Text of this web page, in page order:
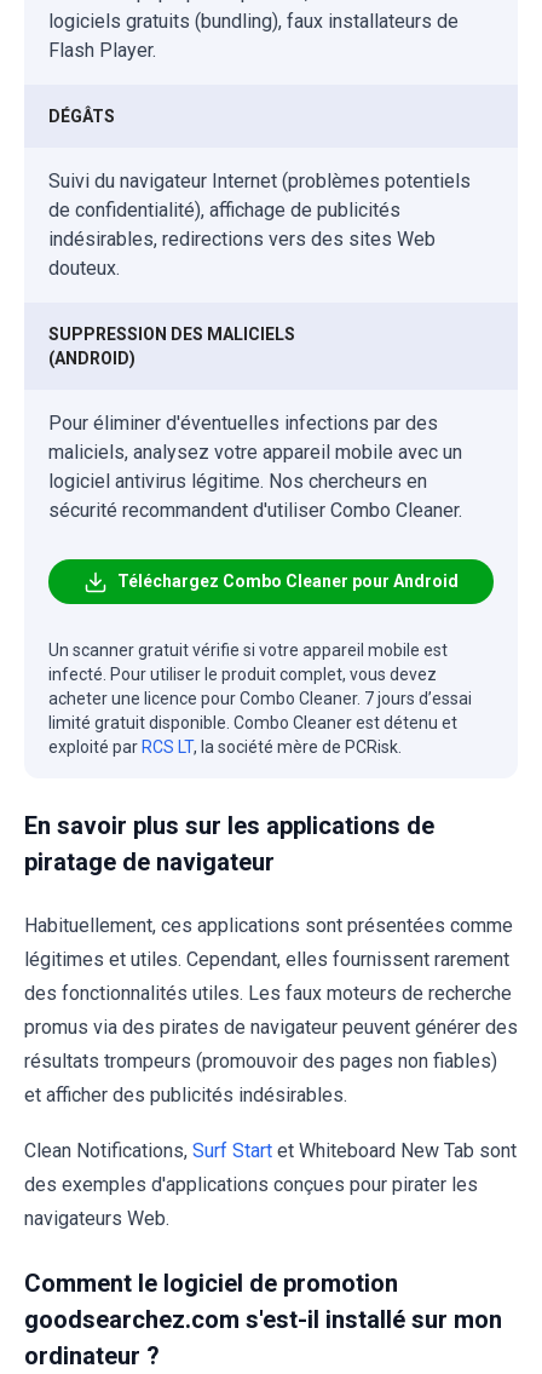
logiciels gratuits (bundling), faux installateurs de
Flash Player.
DÉGÂTS
Suivi du navigateur Internet (problèmes potentiels
de confidentialité), affichage de publicités
indésirables, redirections vers des sites Web
douteux.
SUPPRESSION DES MALICIELS
(ANDROID)
Pour éliminer d'éventuelles infections par des
maliciels, analysez votre appareil mobile avec un
logiciel antivirus légitime. Nos chercheurs en
sécurité recommandent d'utiliser Combo Cleaner.
Téléchargez Combo Cleaner pour Android
Un scanner gratuit vérifie si votre appareil mobile est
infecté. Pour utiliser le produit complet, vous devez
acheter une licence pour Combo Cleaner. 7 jours d’essai
limité gratuit disponible. Combo Cleaner est détenu et
exploité par RCS LT, la société mère de PCRisk.
En savoir plus sur les applications de
piratage de navigateur
Habituellement, ces applications sont présentées comme
légitimes et utiles. Cependant, elles fournissent rarement
des fonctionnalités utiles. Les faux moteurs de recherche
promus via des pirates de navigateur peuvent générer des
résultats trompeurs (promouvoir des pages non fiables)
et afficher des publicités indésirables.
Clean Notifications, Surf Start et Whiteboard New Tab sont
des exemples d'applications conçues pour pirater les
navigateurs Web.
Comment le logiciel de promotion
goodsearchez.com s'est-il installé sur mon
ordinateur ?